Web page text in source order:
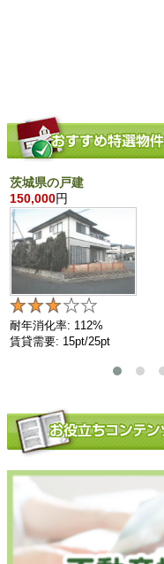
茨城県の戸建
150,000円
耐年消化率: 112%
賃貸需要: 15pt/25pt